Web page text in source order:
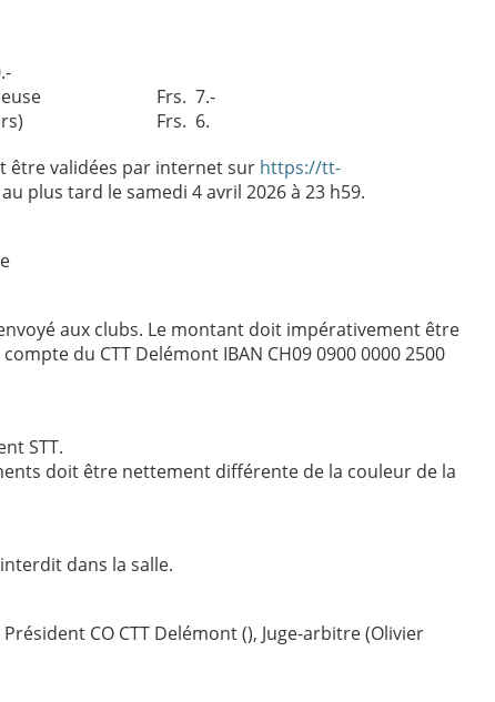
/ joueuse Frs. 7.-
2 jours) Frs. 6.
être validées par internet sur https://tt-
au plus tard le samedi 4 avril 2026 à 23 h59.
aux clubs. Le montant doit impérativement être
du CTT Delémont IBAN CH09 0900 0000 2500
STT.
doit être nettement différente de la couleur de la
dans la salle.
CO CTT Delémont (), Juge-arbitre (Olivier